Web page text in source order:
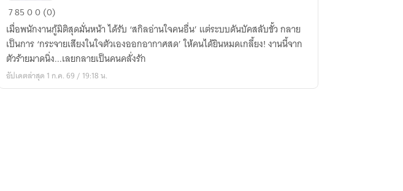
เอาต์ซอร์ส
ระบบ
บัค:
คิด
อะไร
ใน
78500 (0)
เมื่อพนักงานกู้มิติสุดมั่นหน้า ได้รับ ‘สกิลอ่านใจคนอื่น’ แต่ระบบดันบัคสลับขั้ว กลาย
เป็นการ ‘กระจายเสียงในใจตัวเองออกอากาศสด’ ให้คนได้ยินหมดเกลี้ยง! งานนี้จาก
ตัวร้ายมาดนิ่ง...เลยกลายเป็นคนคลั่งรัก
อัปเดตล่าสุด 1 ก.ค. 69 / 19:18 น.